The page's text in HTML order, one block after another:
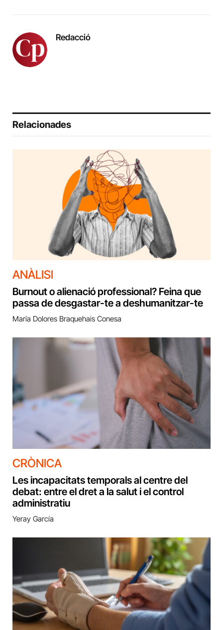
Redacció
Relacionades
ANÀLISI
Burnout o alienació professional? Feina que
passa de desgastar-te a deshumanitzar-te
María Dolores Braquehais Conesa
CRÒNICA
Les incapacitats temporals al centre del
debat: entre el dret a la salut i el control
administratiu
Yeray García